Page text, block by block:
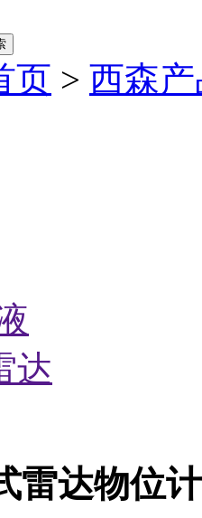
页 > 西森
雷达物位计